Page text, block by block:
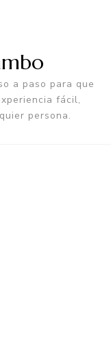
a paso para que
fácil,
persona.